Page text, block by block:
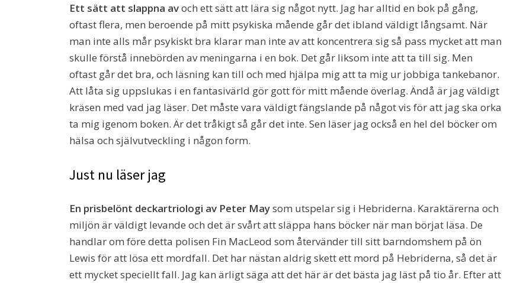
Ett sätt att slappna avoch ett sätt att lära sig något nytt. Jag har alltid en bok på gång,
oftast flera, men beroende på mitt psykiska mående går det ibland väldigt långsamt. När
man inte alls mår psykiskt bra klarar man inte av att koncentrera sig så pass mycket att man
skulle förstå innebörden av meningarna i en bok. Det går liksom inte att ta till sig. Men
oftast går det bra, och läsning kan till och med hjälpa mig att ta mig ur jobbiga tankebanor.
Att låta sig uppslukas i en fantasivärld gör gott för mitt mående överlag. Ändå är jag väldigt
kräsen med vad jag läser. Det måste vara väldigt fängslande på något vis för att jag ska orka
ta mig igenom boken. Är det tråkigt så går det inte. Sen läser jag också en hel del böcker om
hälsa och självutveckling i någon form.
Just nu läser jag
En prisbelönt deckartriologi av Peter Maysom utspelar sig i Hebriderna. Karaktärerna och
miljön är väldigt levande och det är svårt att släppa hans böcker när man börjat läsa. De
handlar om före detta polisen Fin MacLeod som återvänder till sitt barndomshem på ön
Lewis för att lösa ett mordfall. Det har nästan aldrig skett ett mord på Hebriderna, så det är
ett mycket speciellt fall. Jag kan ärligt säga att det här är det bästa jag läst på tio år. Efter att